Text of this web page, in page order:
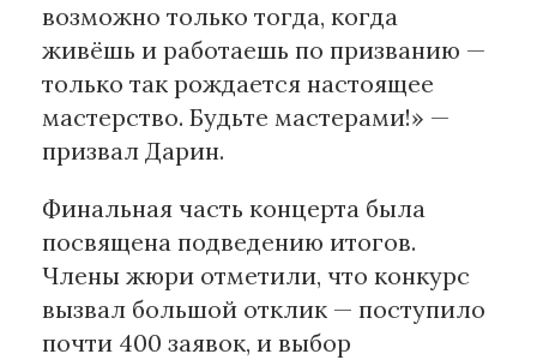
возможно только тогда, когда
живёшь и работаешь по призванию —
только так рождается настоящее
мастерство. Будьте мастерами!» —
призвал Дарин.
Финальная часть концерта была
посвящена подведению итогов.
Члены жюри отметили, что конкурс
вызвал большой отклик — поступило
почти 400 заявок, и выбор